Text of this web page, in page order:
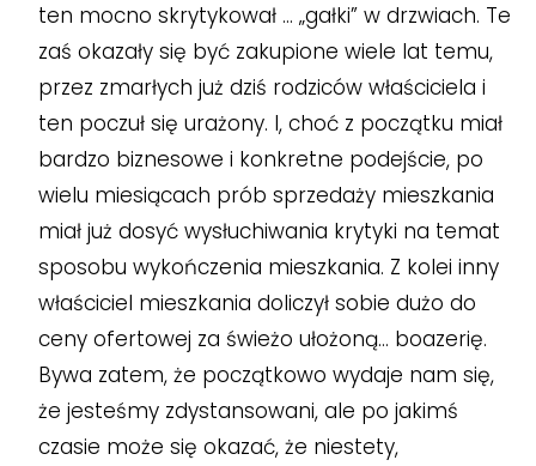
ten mocno skrytykował … „gałki” w drzwiach. Te
zaś okazały się być zakupione wiele lat temu,
przez zmarłych już dziś rodziców właściciela i
ten poczuł się urażony. I, choć z początku miał
bardzo biznesowe i konkretne podejście, po
wielu miesiącach prób sprzedaży mieszkania
miał już dosyć wysłuchiwania krytyki na temat
sposobu wykończenia mieszkania. Z kolei inny
właściciel mieszkania doliczył sobie dużo do
ceny ofertowej za świeżo ułożoną… boazerię.
Bywa zatem, że początkowo wydaje nam się,
że jesteśmy zdystansowani, ale po jakimś
czasie może się okazać, że niestety,